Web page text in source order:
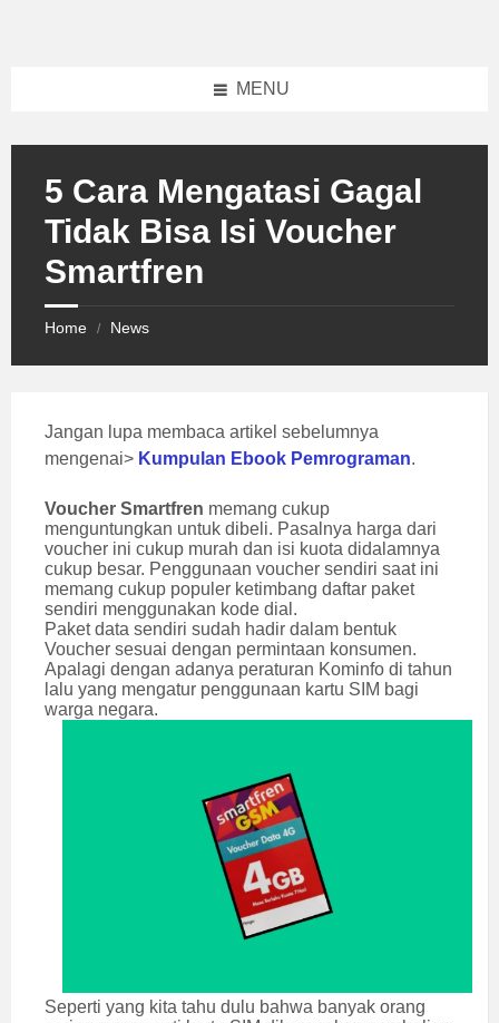
MENU
5 Cara Mengatasi Gagal
Tidak Bisa Isi Voucher
Smartfren
Home / News
Jangan lupa membaca artikel sebelumnya
mengenai> Kumpulan Ebook Pemrograman.
Voucher Smartfren memang cukup
menguntungkan untuk dibeli. Pasalnya harga dari
voucher ini cukup murah dan isi kuota didalamnya
cukup besar. Penggunaan voucher sendiri saat ini
memang cukup populer ketimbang daftar paket
sendiri menggunakan kode dial.
Paket data sendiri sudah hadir dalam bentuk
Voucher sesuai dengan permintaan konsumen.
Apalagi dengan adanya peraturan Kominfo di tahun
lalu yang mengatur penggunaan kartu SIM bagi
warga negara.
Seperti yang kita tahu dulu bahwa banyak orang